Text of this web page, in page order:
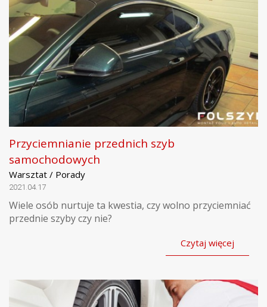
Przyciemnianie przednich szyb
samochodowych
Warsztat / Porady
2021.04.17
Wiele osób nurtuje ta kwestia, czy wolno przyciemniać
przednie szyby czy nie?
Czytaj więcej